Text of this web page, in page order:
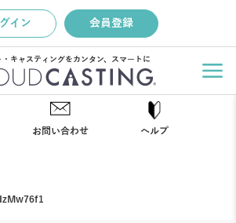
イン 会員登録
・キャスティングをカンタン、スマートに
お問い合わせ ヘルプ